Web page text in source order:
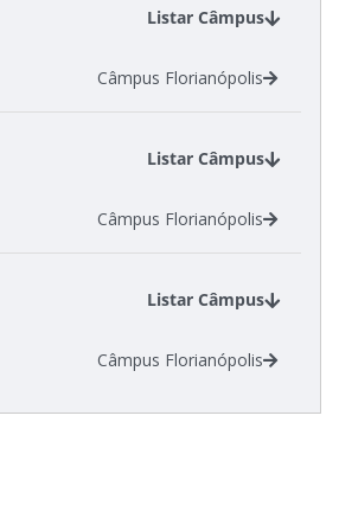
Listar Câmpus
Câmpus Florianópolis
Listar Câmpus
Câmpus Florianópolis
Listar Câmpus
Câmpus Florianópolis